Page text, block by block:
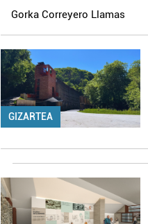
Gorka Correyero Llamas
GIZARTEA